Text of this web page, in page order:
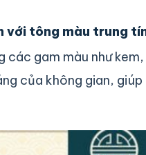
với tông màu trung
các gam màu như
của không gian,